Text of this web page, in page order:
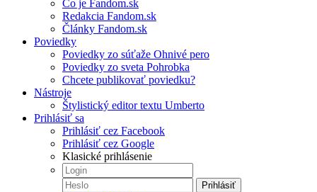
Čo je Fandom.sk
Redakcia Fandom.sk
Články Fandom.sk
Poviedky
Poviedky zo súťaže Ohnivé pero
Poviedky zo sveta Pohrobka
Chcete publikovať poviedku?
Nástroje
Štylistický editor textu Umberto
Prihlásiť sa
Prihlásiť cez Facebook
Prihlásiť cez Google
Klasické prihlásenie
Prihlásiť